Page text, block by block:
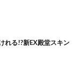
れる!?新EX殿堂スキン